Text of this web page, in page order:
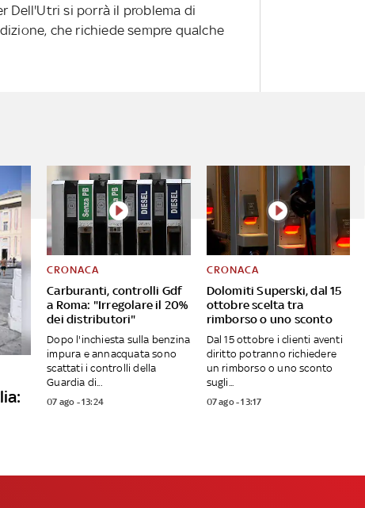
Dell'Utri si porrà il problema di
che richiede sempre qualche
Carburanti, controlli Gdf
a Roma: "Irregolare il 20%
dei distributori"
CRONACA
Dopo l'inchiesta sulla benzina
impura e annacquata sono
scattati i controlli della
Guardia di...
07 ago - 13:24
Dolomiti Superski, dal 15
ottobre scelta tra
rimborso o uno sconto
CRONACA
Dal 15 ottobre i clienti aventi
diritto potranno richiedere
un rimborso o uno sconto
sugli...
07 ago - 13:17